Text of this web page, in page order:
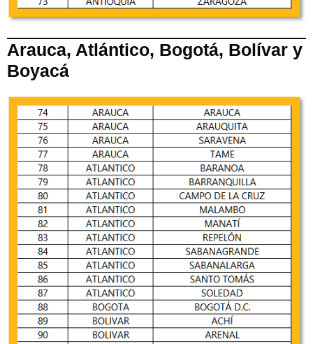
Arauca, Atlántico, Bogotá, Bolívar y
Boyacá